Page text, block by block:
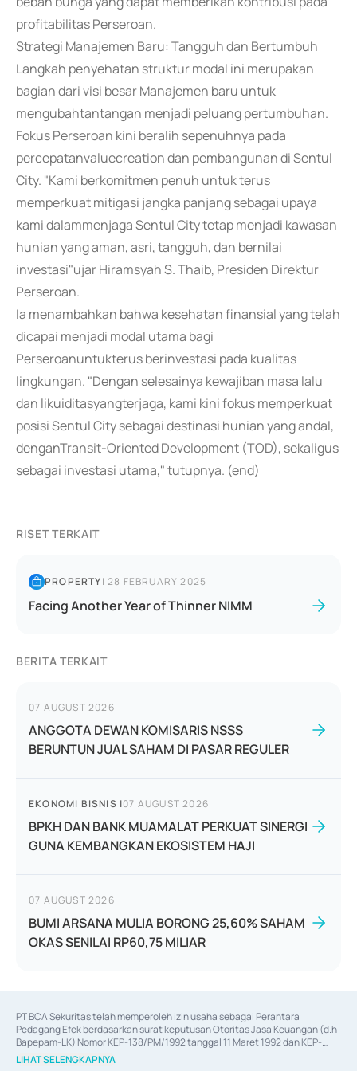
profitabilitas Perseroan.
Strategi Manajemen Baru: Tangguh dan Bertumbuh
Langkah penyehatan struktur modal ini merupakan
bagian dari visi besar Manajemen baru untuk
mengubahtantangan menjadi peluang pertumbuhan.
Fokus Perseroan kini beralih sepenuhnya pada
percepatanvaluecreation dan pembangunan di Sentul
City. "Kami berkomitmen penuh untuk terus
memperkuat mitigasi jangka panjang sebagai upaya
kami dalammenjaga Sentul City tetap menjadi kawasan
hunian yang aman, asri, tangguh, dan bernilai
investasi"ujar Hiramsyah S. Thaib, Presiden Direktur
Perseroan.
Ia menambahkan bahwa kesehatan finansial yang telah
dicapai menjadi modal utama bagi
Perseroanuntukterus berinvestasi pada kualitas
lingkungan. "Dengan selesainya kewajiban masa lalu
dan likuiditasyangterjaga, kami kini fokus memperkuat
posisi Sentul City sebagai destinasi hunian yang andal,
denganTransit-Oriented Development (TOD), sekaligus
sebagai investasi utama," tutupnya. (end)
RISET TERKAIT
PROPERTY|28 FEBRUARY 2025
Facing Another Year of Thinner NIMM
BERITA TERKAIT
07 AUGUST 2026
ANGGOTA DEWAN KOMISARIS NSSS
BERUNTUN JUAL SAHAM DI PASAR REGULER
EKONOMI BISNIS |07 AUGUST 2026
BPKH DAN BANK MUAMALAT PERKUAT SINERGI
GUNA KEMBANGKAN EKOSISTEM HAJI
07 AUGUST 2026
BUMI ARSANA MULIA BORONG 25,60% SAHAM
OKAS SENILAI RP60,75 MILIAR
PT BCA Sekuritas telah memperoleh izin usaha sebagai Perantara
Pedagang Efek berdasarkan surat keputusan Otoritas Jasa Keuangan (d.h
Bapepam-LK) Nomor KEP-138/PM/1992 tanggal 11 Maret 1992 dan KEP-
06/D.04/2014 tanggal 28 Februari 2014, izin usaha sebagai Penjamin Emisi
Efek berdasarkan surat keputusan Otoritas Jasa Keuangan Nomor KEP-
LIHAT SELENGKAPNYA